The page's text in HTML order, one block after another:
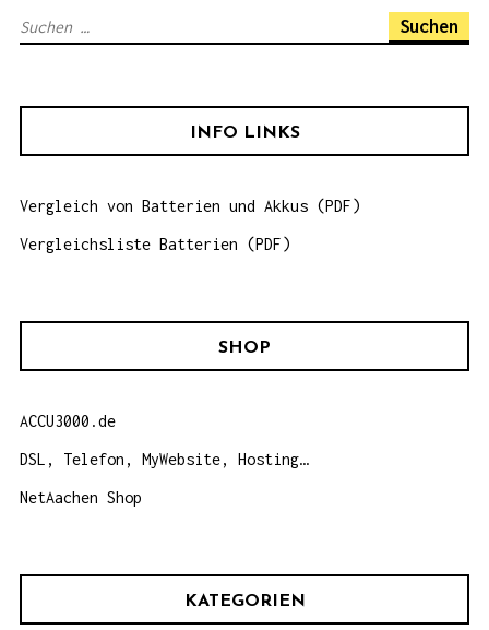
S
e
n
a
INFO LINKS
Vergleich von Batterien und Akkus (PDF)
Vergleichsliste Batterien (PDF)
SHOP
ACCU3000.de
DSL, Telefon, MyWebsite, Hosting…
NetAachen Shop
KATEGORIEN